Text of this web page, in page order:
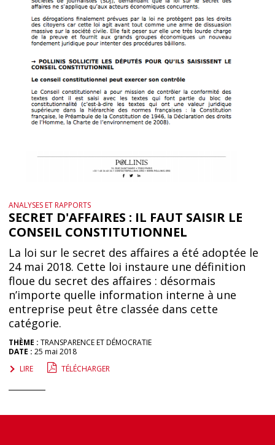
ANALYSES ET RAPPORTS
SECRET D'AFFAIRES : IL FAUT SAISIR LE
CONSEIL CONSTITUTIONNEL
La loi sur le secret des affaires a été adoptée le
24 mai 2018. Cette loi instaure une définition
floue du secret des affaires : désormais
n’importe quelle information interne à une
entreprise peut être classée dans cette
catégorie.
THÈME : TRANSPARENCE ET DÉMOCRATIE
DATE : 25 mai 2018
LIRE
TÉLÉCHARGER